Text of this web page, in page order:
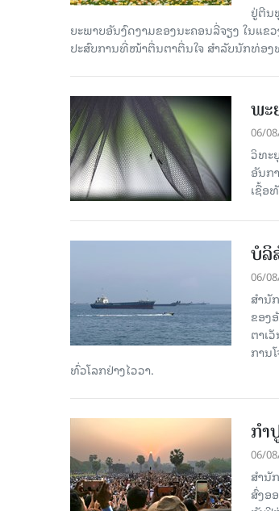
ຢູ່ຕີນ
ຍະພາບອັນງົດງາມຂອງນະຄອນລີ່ຈຽງ ໃນແ
ປະສົບການທີ່ໜ້າຕື່ນຕາຕື່ນໃຈ ສຳລັບນັກທ່ອງ
ພະ
06/
ວິທະ
ອັນກ
ເຊື້ອ​
ບໍລິ
06/
ສຳນັ
ຂອງ
ຕາເ
ການ
ທົ່ວໂລກຢ່າງໄວວາ.
ກຳ
06/
ສຳນັ
ສົ່ງອ